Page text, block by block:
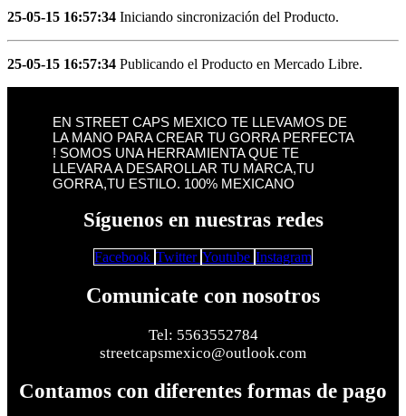
25-05-15 16:57:34 Iniciando sincronización del Producto.
25-05-15 16:57:34 Publicando el Producto en Mercado Libre.
EN STREET CAPS MEXICO TE LLEVAMOS DE
LA MANO PARA CREAR TU GORRA PERFECTA
! SOMOS UNA HERRAMIENTA QUE TE
LLEVARA A DESAROLLAR TU MARCA,TU
GORRA,TU ESTILO. 100% MEXICANO
Síguenos en nuestras redes
Facebook Twitter Youtube Instagram
Comunicate con nosotros
Tel: 5563552784
streetcapsmexico@outlook.com
Contamos con diferentes formas de pago